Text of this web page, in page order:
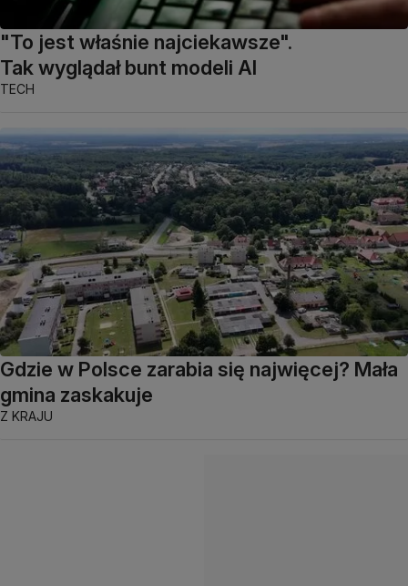
"To jest właśnie najciekawsze".
Tak wyglądał bunt modeli AI
TECH
Gdzie w Polsce zarabia się najwięcej? Mała
gmina zaskakuje
Z KRAJU